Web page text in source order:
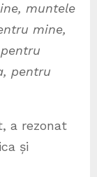
muntele
mine,
pentru
a rezonat
și